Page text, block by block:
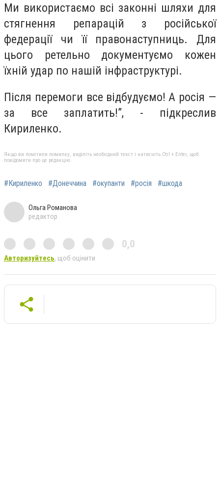
Ми використаємо всі законні шляхи для
стягнення репарацій з російської
федерації чи її правонаступниць. Для
цього ретельно документуємо кожен
їхній удар по нашій інфраструктурі.
Після перемоги все відбудуємо! А росія —
за все заплатить!”, - підкреслив
Кириленко.
Якщо ви помітили помилку, виділіть необхідний текст і натисніть Ctrl + Enter, щоб
повідомити про це редакцію
#Кириленко #Донеччина #окупанти #росія #шкода
Ольга Романова
редактор
0,0
Авторизуйтесь, щоб оцінити